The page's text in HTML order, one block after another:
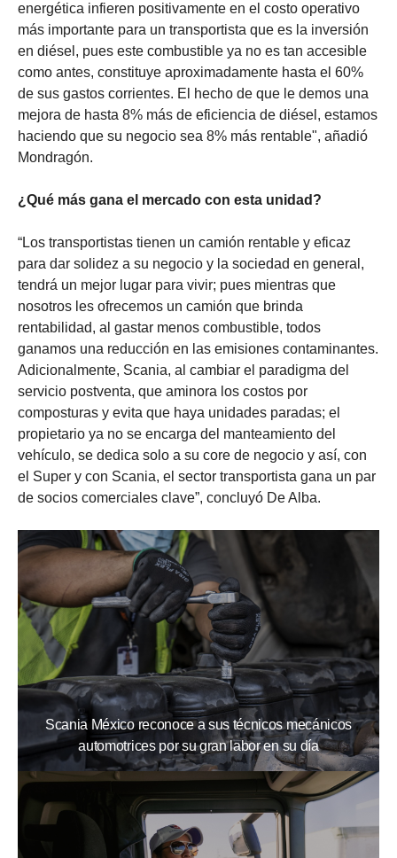
energética infieren positivamente en el costo operativo
más importante para un transportista que es la inversión
en diésel, pues este combustible ya no es tan accesible
como antes, constituye aproximadamente hasta el 60%
de sus gastos corrientes. El hecho de que le demos una
mejora de hasta 8% más de eficiencia de diésel, estamos
haciendo que su negocio sea 8% más rentable", añadió
Mondragón.
¿Qué más gana el mercado con esta unidad?
“Los transportistas tienen un camión rentable y eficaz
para dar solidez a su negocio y la sociedad en general,
tendrá un mejor lugar para vivir; pues mientras que
nosotros les ofrecemos un camión que brinda
rentabilidad, al gastar menos combustible, todos
ganamos una reducción en las emisiones contaminantes.
Adicionalmente, Scania, al cambiar el paradigma del
servicio postventa, que aminora los costos por
composturas y evita que haya unidades paradas; el
propietario ya no se encarga del manteamiento del
vehículo, se dedica solo a su core de negocio y así, con
el Super y con Scania, el sector transportista gana un par
de socios comerciales clave”, concluyó De Alba.
Scania México reconoce a sus técnicos mecánicos
automotrices por su gran labor en su día